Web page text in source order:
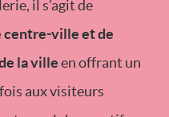
il s’agit de
centre-ville et de
la villeen offrant un
aux visiteurs